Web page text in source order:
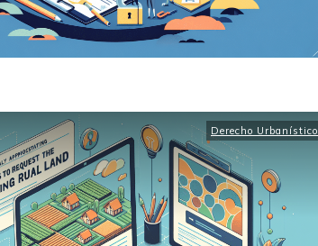
Derecho Urbanístico